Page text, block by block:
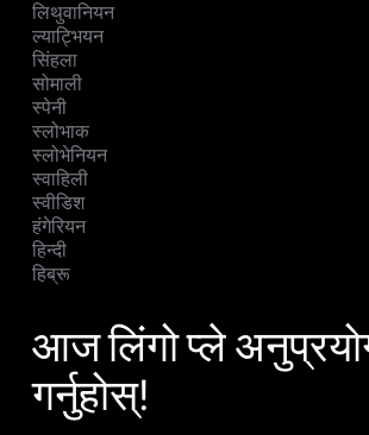
लिथुवानियन
ल्याट्भियन
सिंहला
सोमाली
स्पेनी
स्लोभाक
स्लोभेनियन
स्वाहिली
स्वीडिश
हंगेरियन
हिन्दी
हिब्रू
आज लिंगो प्ले
गर्नुहोस्!